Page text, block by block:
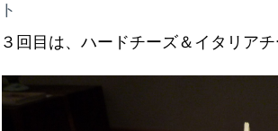
ト
３回目は、ハードチーズ＆イタリア